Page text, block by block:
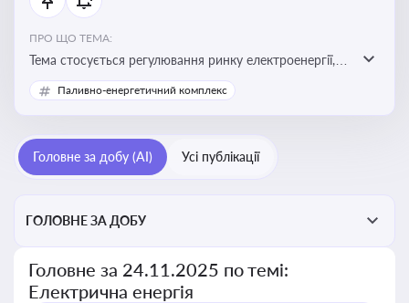
ПРО ЩО ТЕМА:
Тема стосується регулювання ринку електроенергії,
включаючи її виробництво, постачання та фінансові
стимули для відновлюваної енергетики
Паливно-енергетичний комплекс
Головне за добу (AI) Усі публікації
ГОЛОВНЕ ЗА ДОБУ
Головне за 24.11.2025 по темі:
Електрична енергія